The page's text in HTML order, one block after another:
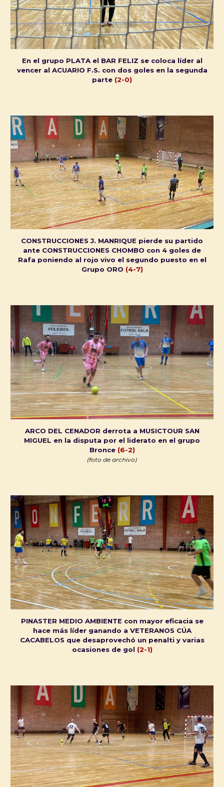
En el grupo PLATA el BAR FELIZ se coloca líder al
vencer al ACUARIO F.S. con dos goles en la segunda
parte (2-0)
CONSTRUCCIONES J. MANRIQUE pierde su partido
ante CONSTRUCCIONES CHOMBO con 4 goles de
Rafa poniendo al rojo vivo el segundo puesto en el
Grupo ORO (4-7)
ARCO DEL CENADOR derrota a MUSICTOUR SAN
MIGUEL en la disputa por el liderato en el grupo
Bronce (6-2)
(foto de archivo)
PINASTER MEDIO AMBIENTE con mayor eficacia se
hace más líder ganando a VETERANOS CÚA
CACABELOS que desaprovechó un penalti y varias
ocasiones de gol (2-1)